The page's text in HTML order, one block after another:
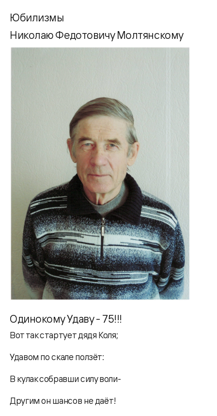
Юбилизмы
Николаю Федотовичу Молтянскому
Одинокому Удаву - 75!!!
Вот так стартует дядя Коля;
Удавом по скале ползёт:
В кулак собравши силу воли-
Другим он шансов не даёт!